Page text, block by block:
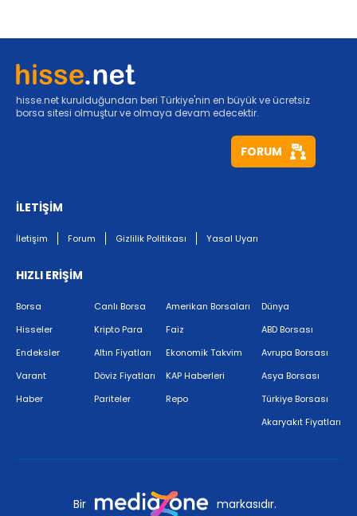
hisse.net kurulduğundan beri Türkiye'nin en büyük ve ücretsiz
borsa sitesi olmuştur ve olmaya devam edecektir.
FORUM
İLETİŞİM
İletişim Forum Gizlilik Politikası Yasal Uyarı
HIZLI ERİŞİM
Borsa
Hisseler
Endeksler
Varant
Haber
Canlı Borsa
Kripto Para
Altın Fiyatları
Döviz Fiyatları
Pariteler
Amerikan Borsaları
Faiz
Ekonomik Takvim
KAP Haberleri
Repo
Dünya
ABD Borsası
Avrupa Borsası
Asya Borsası
Türkiye Borsası
Akaryakıt Fiyatları
Bir markasıdır.